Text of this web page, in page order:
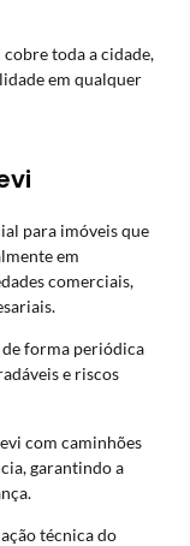
toda a cidade,
em qualquer
para imóveis que
em
comerciais,
de forma periódica
e riscos
com caminhões
garantindo a
técnica do